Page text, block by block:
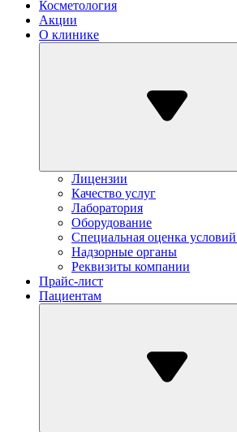
Косметология
Акции
О клинике
Лицензии
Качество услуг
Лаборатория
Оборудование
Специальная оценка
Надзорные органы
Реквизиты компании
Прайс-лист
Пациентам